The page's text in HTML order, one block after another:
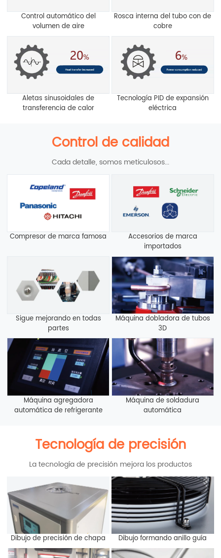
Control automático del
volumen de aire
Rosca interna del tubo con de
cobre
Aletas sinusoidales de
transferencia de calor
Tecnología PID de expansión
eléctrica
Control de calidad
Cada detalle, somos meticulosos...
Compresor de marca famosa
Accesorios de marca
importados
Sigue mejorando en todas
partes
Máquina dobladora de tubos
3D
Máquina agregadora
automática de refrigerante
Máquina de soldadura
automática
Tecnología de precisión
La tecnología de precisión mejora los productos
Dibujo de precisión de chapa Dibujo formando anillo guía